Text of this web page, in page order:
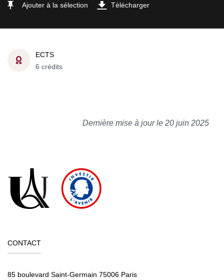
Ajouter à la sélection Télécharger
ECTS
6 crédits
Dernière mise à jour le 20 juin 2025
CONTACT
85 boulevard Saint-Germain 75006 Paris